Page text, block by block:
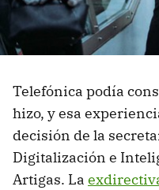
Telefónica podía
hizo, y esa
decisión de la
Digitalización e
Artigas. La